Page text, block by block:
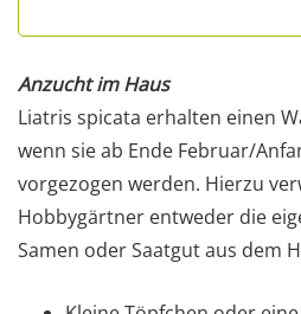
Anzucht im Haus
Liatris spicata erhalten einen
wenn sie ab Ende Februar/
vorgezogen werden. Hierzu
Hobbygärtner entweder die
Samen oder Saatgut aus dem